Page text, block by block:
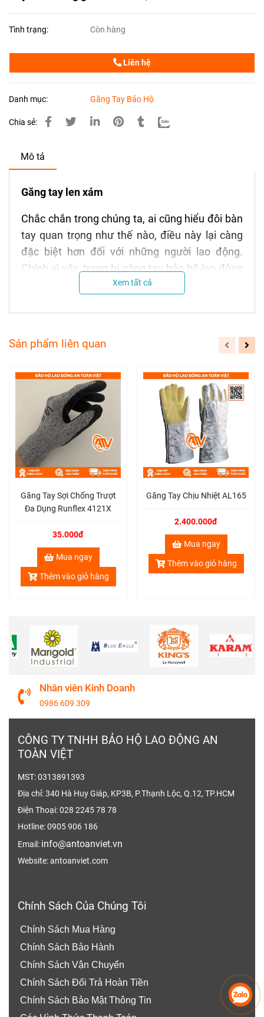
Tình trạng: Còn hàng
Liên hệ
Danh mục: Găng Tay Bảo Hộ
Chia sẻ:
Mô tả
Găng tay len xám
Chắc chắn trong chúng ta, ai cũng hiểu đôi bàn
tay quan trọng như thế nào, điều này lại càng
đặc biệt hơn đối với những người lao động.
Chính vì vậy, trang bị găng tay bảo hộ lao động
để bảo vệ đôi bàn tay trong quá trình làm việc
chưa biết nên chọn địa điểm nào cung cấp
găng tay len chất lượng thì hãy tham khảo ngay
Găng tay bảo hộ lao động để bảo vệ đôi bàn tay
trong quá trình làm việc luôn được chú trọng
không kém bên cạnh những vật dụng bảo hộ
khác.
Công dụng của Găng tay len xám:
Chống nóng
Chống bụi bẩn
Giảm thiểu tổn thương do các vật nhọn
đâm xuyên.
Thông tin của găng tay len xám:
Chất liệu:
65 - 100% cotton, hút mồ hôi,
thoáng khí.
Phân loại:
40g, 45g, 50g, 60g, 70g
Màu sắc:
Xám tro
Tính năng của găng tay len đem lại
Găng tay lao động sợi len được sử dụng phổ
biến cho người lao động các ngành nghề như
xuất chế tạo, khai thác…), công nghiệp nhẹ (như
in ấn, sản xuất thực phẩm, sản xuất giấy, giày
dép…). Ngoài ra găng tay len còn được ứng
dụng rộng rãi trong trồng trọt và chăn nuôi, bảo
vệ đôi tay người nông dân khỏi những hóa chất
độc hại như thuốc trừ sâu.
xuất từ những vật liệu chất lượng cao, đảm bảo
tiêu chuẩn an toàn đối với người lao động. Sản
phẩm có tác dụng bảo vệ bàn tay người lao
động, chống nóng, chống bụi bẩn, giảm thiểu
tổn thương do các vật nhọn đâm xuyên.
Những hạt nhựa phủ trong lòng bàn tay chống
Xem tất cả
Sản phẩm liên quan
Găng Tay Sợi Chống Trượt
Đa Dụng Runflex 4121X
35.000đ
Mua ngay
Thêm vào giỏ hàng
Găng Tay Chịu Nhiệt AL165
2.400.000đ
Mua ngay
Thêm vào giỏ hàng
Nhân viên Kinh Doanh
0986 609 309
CÔNG TY TNHH BẢO HỘ LAO ĐỘNG AN
TOÀN VIỆT
MST: 0313891393
Địa chỉ: 340 Hà Huy Giáp, KP3B, P.Thạnh Lộc, Q.12, TP.HCM
Điện Thoại: 028 2245 78 78
Hotline: 0905 906 186
Email: info@antoanviet.vn
Website: antoanviet.com
Chính Sách Của Chúng Tôi
Chính Sách Mua Hàng
Chính Sách Bảo Hành
Chính Sách Vận Chuyển
Chính Sách Đổi Trả Hoàn Tiền
Chính Sách Bảo Mật Thông Tin